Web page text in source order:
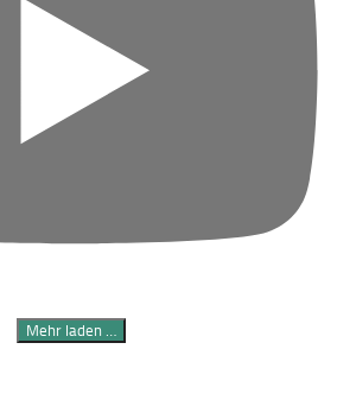
Mehr laden …